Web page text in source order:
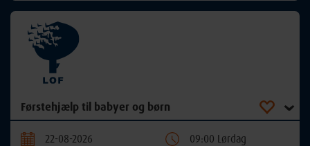
Førstehjælp til babyer og børn
22-08-2026 09:00 Lørdag